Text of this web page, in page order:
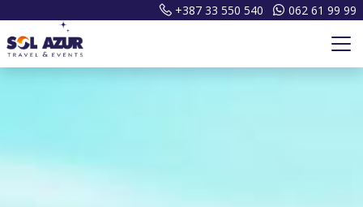
+387 33 550 540 062 61 99 99